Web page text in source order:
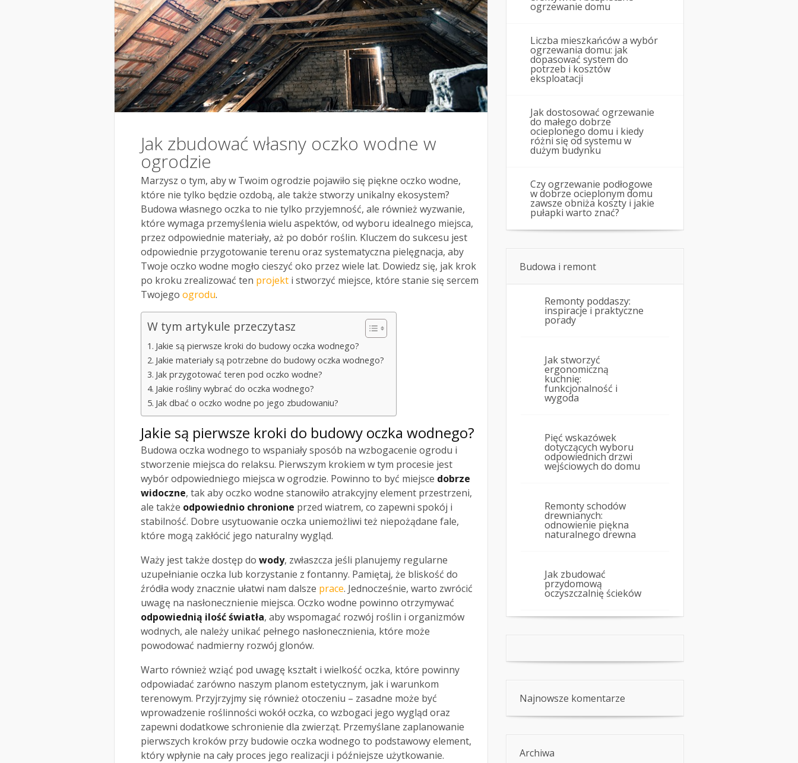
Jak zbudować własny oczko wodne w
ogrodzie
Marzysz o tym, aby w Twoim ogrodzie pojawiło się piękne oczko wodne,
które nie tylko będzie ozdobą, ale także stworzy unikalny ekosystem?
Budowa własnego oczka to nie tylko przyjemność, ale również wyzwanie,
które wymaga przemyślenia wielu aspektów, od wyboru idealnego miejsca,
przez odpowiednie materiały, aż po dobór roślin. Kluczem do sukcesu jest
odpowiednie przygotowanie terenu oraz systematyczna pielęgnacja, aby
Twoje oczko wodne mogło cieszyć oko przez wiele lat. Dowiedz się, jak krok
po kroku zrealizować ten projekt i stworzyć miejsce, które stanie się sercem
Twojego ogrodu.
W tym artykule przeczytasz
Jakie są pierwsze kroki do budowy oczka wodnego?
Jakie materiały są potrzebne do budowy oczka wodnego?
Jak przygotować teren pod oczko wodne?
Jakie rośliny wybrać do oczka wodnego?
Jak dbać o oczko wodne po jego zbudowaniu?
Jakie są pierwsze kroki do budowy oczka wodnego?
Budowa oczka wodnego to wspaniały sposób na wzbogacenie ogrodu i
stworzenie miejsca do relaksu. Pierwszym krokiem w tym procesie jest
wybór odpowiedniego miejsca w ogrodzie. Powinno to być miejsce dobrze
widoczne, tak aby oczko wodne stanowiło atrakcyjny element przestrzeni,
ale także odpowiednio chronione przed wiatrem, co zapewni spokój i
stabilność. Dobre usytuowanie oczka uniemożliwi też niepożądane fale,
które mogą zakłócić jego naturalny wygląd.
Waży jest także dostęp do wody, zwłaszcza jeśli planujemy regularne
uzupełnianie oczka lub korzystanie z fontanny. Pamiętaj, że bliskość do
źródła wody znacznie ułatwi nam dalsze prace. Jednocześnie, warto zwrócić
uwagę na nasłonecznienie miejsca. Oczko wodne powinno otrzymywać
odpowiednią ilość światła, aby wspomagać rozwój roślin i organizmów
wodnych, ale należy unikać pełnego nasłonecznienia, które może
powodować nadmierny rozwój glonów.
Warto również wziąć pod uwagę kształt i wielkość oczka, które powinny
odpowiadać zarówno naszym planom estetycznym, jak i warunkom
terenowym. Przyjrzyjmy się również otoczeniu – zasadne może być
wprowadzenie roślinności wokół oczka, co wzbogaci jego wygląd oraz
zapewni dodatkowe schronienie dla zwierząt. Przemyślane zaplanowanie
pierwszych kroków przy budowie oczka wodnego to podstawowy element,
który wpłynie na cały proces jego realizacji i późniejsze użytkowanie.
ogrzewanie domu
Liczba mieszkańców a wybór
ogrzewania domu: jak
dopasować system do
potrzeb i kosztów
eksploatacji
Jak dostosować ogrzewanie
do małego dobrze
ocieplonego domu i kiedy
różni się od systemu w
dużym budynku
Czy ogrzewanie podłogowe
w dobrze ocieplonym domu
zawsze obniża koszty i jakie
pułapki warto znać?
Budowa i remont
Remonty poddaszy:
inspiracje i praktyczne
porady
Jak stworzyć
ergonomiczną
kuchnię:
funkcjonalność i
wygoda
Pięć wskazówek
dotyczących wyboru
odpowiednich drzwi
wejściowych do domu
Remonty schodów
drewnianych:
odnowienie piękna
naturalnego drewna
Jak zbudować
przydomową
oczyszczalnię ścieków
Najnowsze komentarze
Archiwa